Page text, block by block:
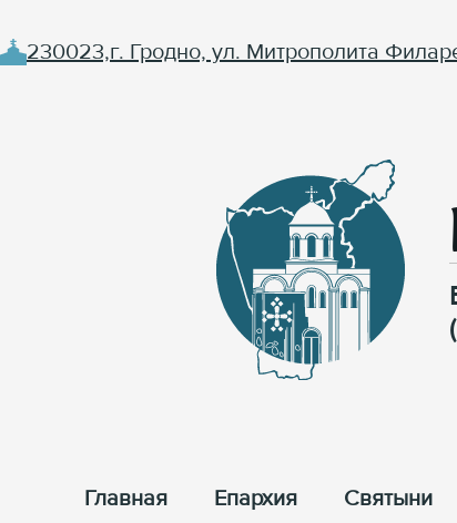
230023,г. Гродно, ул. Митрополита
Главная Епархия Cвятыни